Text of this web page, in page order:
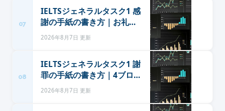
07
IELTSジェネラルタスク1 感
謝の手紙の書き方｜お礼を
具体化する型と初級の定型
2026年8月7日 更新
08
IELTSジェネラルタスク1 謝
罪の手紙の書き方｜4ブロッ
クの型と初級から使える定
2026年8月7日 更新